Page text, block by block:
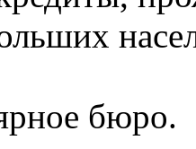
бюро.